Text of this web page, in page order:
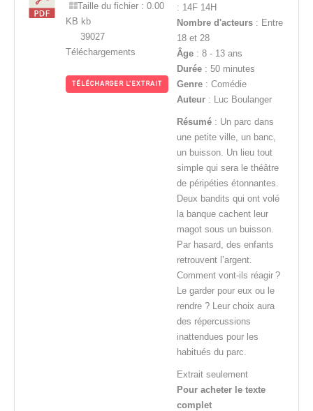
Taille du fichier : 0.00
KB kb
39027
Téléchargements
TÉLÉCHARGER L'EXTRAIT
: 14F 14H
Nombre d'acteurs : Entre
18 et 28
Âge : 8 - 13 ans
Durée : 50 minutes
Genre : Comédie
Auteur : Luc Boulanger
Résumé : Un parc dans
une petite ville, un banc,
un buisson. Un lieu tout
simple qui sera le théâtre
de péripéties étonnantes.
Deux bandits qui ont volé
la banque cachent leur
magot sous un buisson.
Par hasard, des enfants
retrouvent l’argent.
Comment vont-ils réagir ?
Le garder pour eux ou le
rendre ? Leur choix aura
des répercussions
inattendues pour les
habitués du parc.
Extrait seulement
Pour acheter le texte
complet